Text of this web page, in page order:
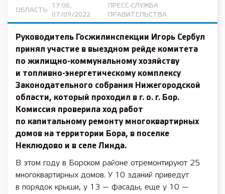
ОБЛАСТЬ
17:06,
07/09/2022
ПРЕСС-СЛУЖБА
ПРАВИТЕЛЬСТВА
Руководитель Госжилинспекции Игорь Сербул
принял участие в выездном рейде комитета
по жилищно-коммунальному хозяйству
и топливно-энергетическому комплексу
Законодательного собрания Нижегородской
области, который проходил в г. о. г. Бор.
Комиссия проверила ход работ
по капитальному ремонту многоквартирных
домов на территории Бора, в поселке
Неклюдово и в селе Линда.
В этом году в Борском районе отремонтируют 25
многоквартирных домов. У 10 зданий приведут
в порядок крыши, у 13 — фасады, еще у 10 —